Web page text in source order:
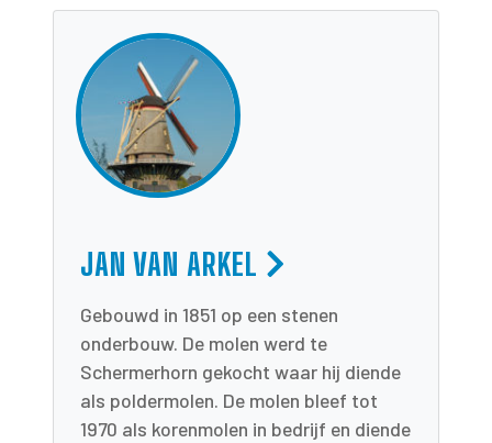
JAN VAN ARKEL
Gebouwd in 1851 op een stenen
onderbouw. De molen werd te
Schermerhorn gekocht waar hij diende
als poldermolen. De molen bleef tot
1970 als korenmolen in bedrijf en diende